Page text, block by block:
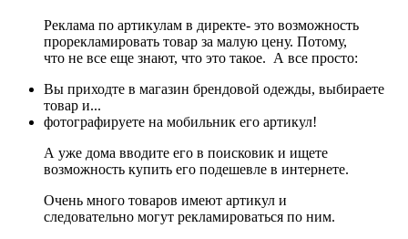
Реклама по артикулам в директе- это возможность
прорекламировать товар за малую цену. Потому,
что не все еще знают, что это такое. А все просто:
Вы приходте в магазин брендовой одежды, выбираете
товар и...
фотографируете на мобильник его артикул!
А уже дома вводите его в поисковик и ищете
возможность купить его подешевле в интернете.
Очень много товаров имеют артикул и
следовательно могут рекламироваться по ним.